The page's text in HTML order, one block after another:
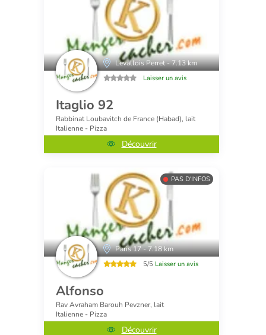
Levallois Perret - 7.13 km
Laisser un avis
Itaglio 92
Rabbinat Loubavitch de France (Habad), lait
Italienne - Pizza
Découvrir
PAS D'INFOS
Paris 17 - 7.18 km
5/5 Laisser un avis
Alfonso
Rav Avraham Barouh Pevzner, lait
Italienne - Pizza
Découvrir